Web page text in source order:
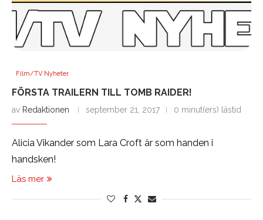
Film/TV Nyheter
FÖRSTA TRAILERN TILL TOMB RAIDER!
av Redaktionen september 21, 2017 0 minut(ers) lästid
Alicia Vikander som Lara Croft är som handen i
handsken!
Läs mer